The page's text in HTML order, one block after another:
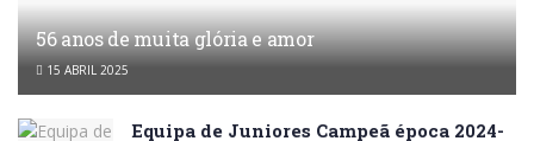
56 anos de muita glória e amor
15 ABRIL 2025
Equipa de Juniores Campeã época 2024-